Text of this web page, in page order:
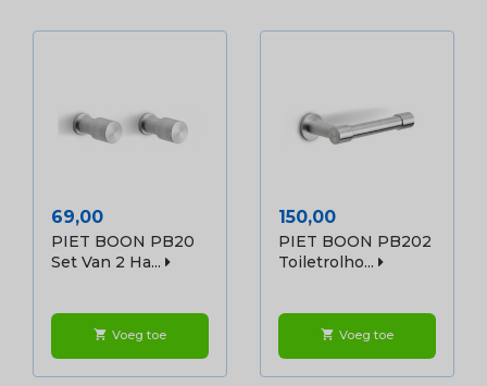
Prijs
69,00
PIET BOON PB20
Set Van 2 Ha...
shopping_cart Voeg toe
Prijs
150,00
PIET BOON PB202
Toiletrolho...
shopping_cart Voeg toe